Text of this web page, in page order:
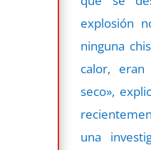
explosión
ninguna
calor, eran
seco»,
una